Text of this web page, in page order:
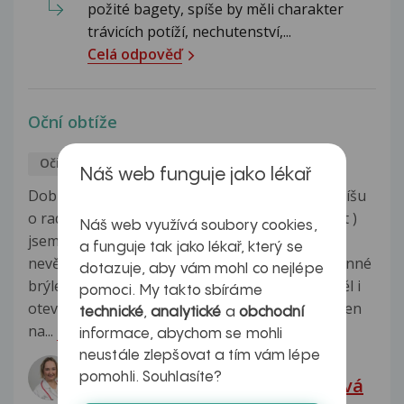
požité bagety, spíše by měli charakter
trávicích potíží, nechutenství,...
Celá odpověď
Oční obtíže
Oči Lukáš 7.2.2017
Dobrý den, už jsem opravdu zoufalý, tak Vám píšu
o radu. V říjnu loňského roku (cca 4 měsíce zpět )
jsem byl za 10 minut v soláriu. Bohužel jsem
nevěděl, jak to tam chodí a nevzal jsem si ochranné
brýle a asi polovinu času ( cca 5 minut ) jsem měl i
otevřené oči během opalování uvnitř solaria. Den
na...
Zobrazit více
Odpovídá lékař:
mjr. MUDr. Denisa Gottvaldová
Náš web funguje jako lékař
Náš web využívá soubory cookies,
a funguje tak jako lékař, který se
dotazuje, aby vám mohl co nejlépe
pomoci. My takto sbíráme
technické,analytické a obchodní
informace, abychom se mohli
neustále zlepšovat a tím vám lépe
pomohli. Souhlasíte?